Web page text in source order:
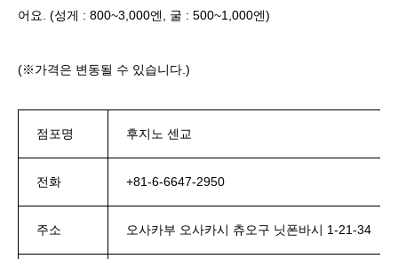
어요. (성게 : 800~3,000엔, 굴 : 500~1,000엔)
(※가격은 변동될 수 있습니다.)
점포명 후지노 센교
전화 +81-6-6647-2950
주소 오사카부 오사카시 츄오구 닛폰바시 1-21-34